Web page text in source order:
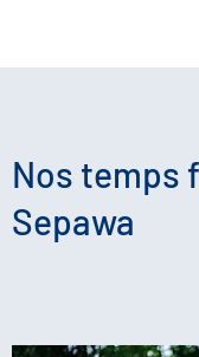
Nos temps
Sepawa